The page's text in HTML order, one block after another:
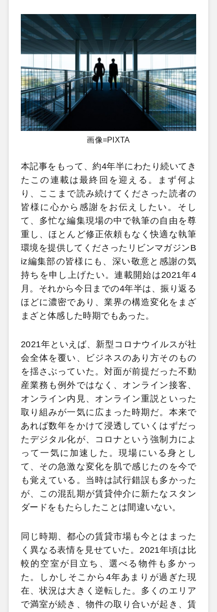
画像=PIXTA
本記事をもって、約4年半にわたり続いてき
たこの連載は最終回を迎える。まず何よ
り、ここまで読み続けてくださった読者の
皆様に心から感謝をお伝えしたい。そし
て、多忙な編集現場の中で執筆の自由を尊
重し、ほとんど修正依頼もなく快適な執筆
環境を提供してくださったリビンマガジンB
iz編集部の皆様にも、深い敬意と感謝の気
持ちを申し上げたい。連載開始は2021年4
月。それから今日までの4年半は、振り返る
ほどに濃密であり、業界の構造変化をまざ
まざと体感した時期でもあった。
2021年といえば、新型コロナウイルスが社
会全体を覆い、ビジネスのあり方そのもの
を揺さぶっていた。対面が前提だった不動
産業務も例外ではなく、オンライン接客、
オンライン内見、オンライン重説といった
取り組みが一気に広まった時期だ。本来で
あれば数年をかけて浸透していくはずだっ
たデジタル化が、コロナという強制力によ
って一気に加速した。現場にいる身とし
て、その急激な変化を肌で感じたのを今で
も覚えている。当時は試行錯誤も多かった
が、この混乱期が賃貸仲介に新たなスタン
ダードをもたらしたことは間違いない。
同じ時期、都心の賃貸市場も今とはまった
く異なる表情を見せていた。2021年頃は比
較的空室が目立ち、選べる物件も多かっ
た。しかしそこから4年あまりが過ぎた現
在、状況は大きく逆転した。多くのエリア
で満室が続き、物件の取り合いが起き、賃